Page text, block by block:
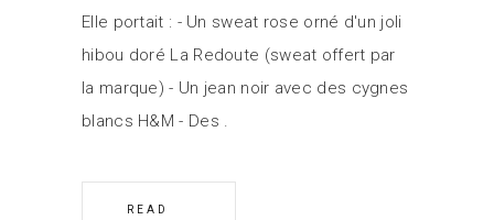
Elle portait : - Un sweat rose orné d'un joli
hibou doré La Redoute (sweat offert par
la marque) - Un jean noir avec des cygnes
blancs H&M - Des
READ